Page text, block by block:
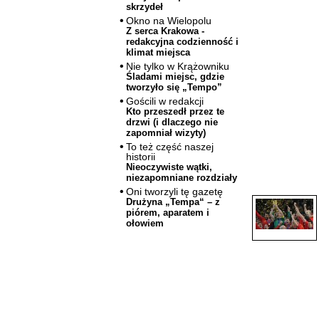
skrzydeł
Okno na Wielopolu
Z serca Krakowa -
redakcyjna codzienność i
klimat miejsca
Nie tylko w Krążowniku
Śladami miejsc, gdzie
tworzyło się „Tempo”
Gościli w redakcji
Kto przeszedł przez te
drzwi (i dlaczego nie
zapomniał wizyty)
To też część naszej
historii
Nieoczywiste wątki,
niezapomniane rozdziały
Oni tworzyli tę gazetę
Drużyna „Tempa“ – z
piórem, aparatem i
ołowiem